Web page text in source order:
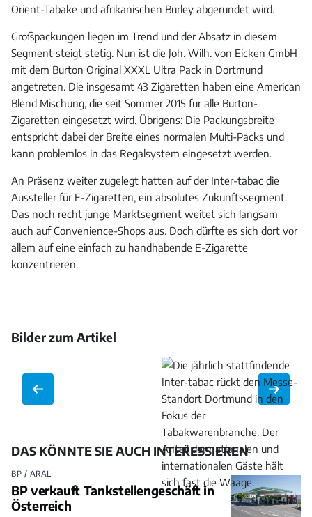
Orient-Tabake und afrikanischen Burley abgerundet wird.
Großpackungen liegen im Trend und der Absatz in diesem
Segment steigt stetig. Nun ist die Joh. Wilh. von Eicken GmbH
mit dem Burton Original XXXL Ultra Pack in Dortmund
angetreten. Die insgesamt 43 Zigaretten haben eine American
Blend Mischung, die seit Sommer 2015 für alle Burton-
Zigaretten eingesetzt wird. Übrigens: Die Packungsbreite
entspricht dabei der Breite eines normalen Multi-Packs und
kann problemlos in das Regalsystem eingesetzt werden.
An Präsenz weiter zugelegt hatten auf der Inter-tabac die
Aussteller für E-Zigaretten, ein absolutes Zukunftssegment.
Das noch recht junge Marktsegment weitet sich langsam
auch auf Convenience-Shops aus. Doch dürfte es sich dort vor
allem auf eine einfach zu handhabende E-Zigarette
konzentrieren.
Bilder zum Artikel
Bild
öffnen
DAS KÖNNTE SIE AUCH INTERESSIEREN
BP / ARAL
BP verkauft Tankstellengeschäft in
Österreich